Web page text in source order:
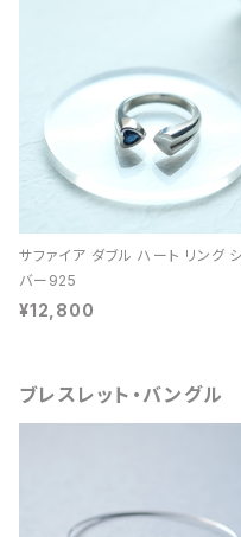
サファイア ダブル ハート リング
バー925
¥12,800
ブレスレット・バングル